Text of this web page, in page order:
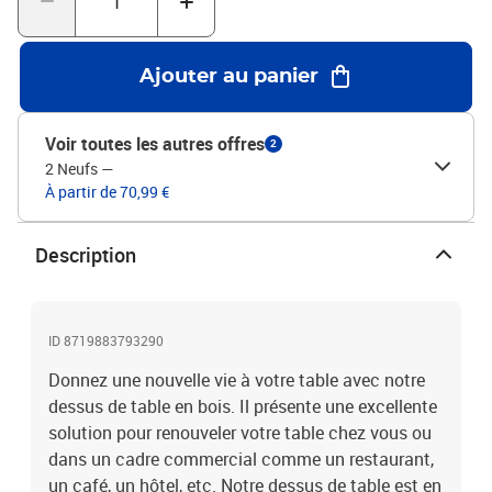
marron mielDimensions : 60 x 100 cm (L x l)Épaisseur : 15-16
mmAvec deux supports en boisFinition : polie, peinte et vernie
Ajouter au panier
Voir toutes les autres offres 2
2 Neufs —
À partir de 70,99 €
Description
ID 8719883793290
Donnez une nouvelle vie à votre table avec notre
dessus de table en bois. Il présente une excellente
solution pour renouveler votre table chez vous ou
dans un cadre commercial comme un restaurant,
un café, un hôtel, etc. Notre dessus de table est en